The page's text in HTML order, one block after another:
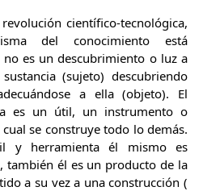
científico-tecnológica,
del conocimiento está
no es un descubrimiento o luz a
(sujeto) descubriendo
a ella (objeto). El
es un útil, un instrumento o
se construye todo lo demás.
y herramienta él mismo es
también él es un producto de la
a su vez a una construcción (